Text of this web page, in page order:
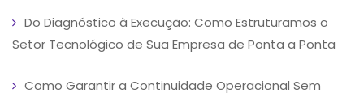
Do Diagnóstico à Execução: Como Estruturamos o
Setor Tecnológico de Sua Empresa de Ponta a Ponta
Como Garantir a Continuidade Operacional Sem